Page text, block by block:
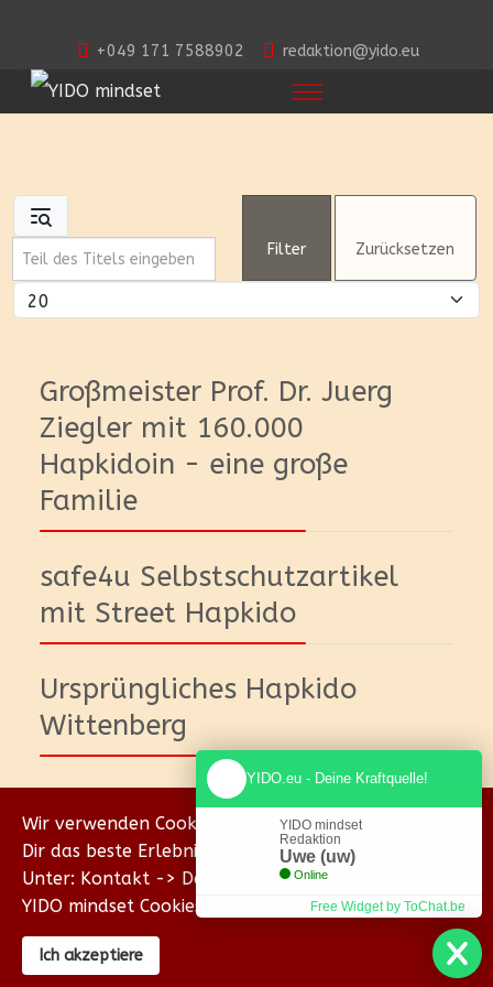
+049 171 7588902 redaktion@yido.eu
Teil des Titels eingeben
Filter Zurücksetzen
Anzeige #
Großmeister Prof. Dr. Juerg
Ziegler mit 160.000
Hapkidoin - eine große
Familie
safe4u Selbstschutzartikel
mit Street Hapkido
Ursprüngliches Hapkido
Wittenberg
© {2018-2026} Homepage & Eigenverlag von Uwe
Wischhöfer Coachings - YIDO mind & body
Wir verwenden Cookies, um sicherzustellen, dass wir
Dir das beste Erlebnis auf unserer Website bieten.
Unter: Kontakt -> Datenschutz erklären wir Dir, wie
YIDO mindset Cookies verwendet.
Ich akzeptiere
YIDO.eu - Deine Kraftquelle!
YIDO mindset
Redaktion
Uwe (uw)
Online
Free Widget by ToChat.be